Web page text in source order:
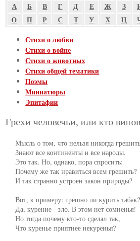
А Б В Г Д Е Ж З
О
П Р С Т У Х Ц
Стихи о любви
Стихи о войне
Стихи о животных
Стихи общей тематики
Поэмы
Миниатюры
Эпитафии
Грехи человечьи, или кто
Мысль о том, что нельзя никогда
     Знают все континенты и все народы.
     Это так. Но, однако, пора спросить:
     Почему же так нравиться всем грешить?
     И так странно устроен закон природы?
     Вот, к примеру: грешно ли курить табак?
     Да, курение - зло. В этом нет сомненья!
     Но тогда почему кто-то сделал так,
     Что куренье приятнее некуренья?